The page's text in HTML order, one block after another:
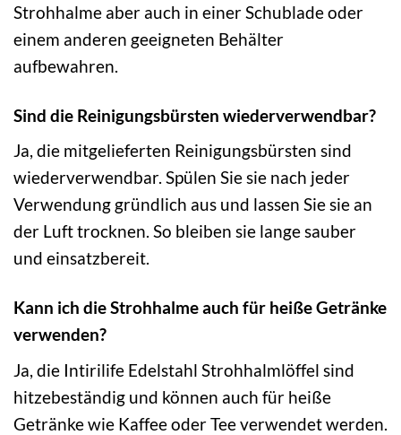
Strohhalme aber auch in einer Schublade oder
einem anderen geeigneten Behälter
aufbewahren.
Sind die Reinigungsbürsten wiederverwendbar?
Ja, die mitgelieferten Reinigungsbürsten sind
wiederverwendbar. Spülen Sie sie nach jeder
Verwendung gründlich aus und lassen Sie sie an
der Luft trocknen. So bleiben sie lange sauber
und einsatzbereit.
Kann ich die Strohhalme auch für heiße Getränke
verwenden?
Ja, die Intirilife Edelstahl Strohhalmlöffel sind
hitzebeständig und können auch für heiße
Getränke wie Kaffee oder Tee verwendet werden.